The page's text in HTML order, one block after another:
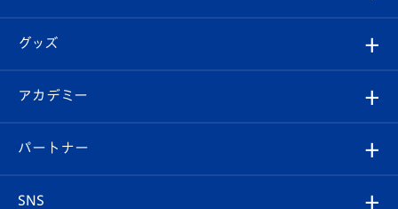
チケット
イベント
メディア
エンブレム紹介
スタッフプロフィール
マスコット紹介
はじめての観戦ガイド
Revive Team
ヴィヴィくんの長崎おもてなしガイド
フォトギャラリー
スタジアムグルメ
チケット
V-LOVERS（ファンクラブ）
プレイヤーズスイート
グッズ
オンラインショップ
店舗情報
アカデミー
育成からのお知らせ
パートナー
SNS